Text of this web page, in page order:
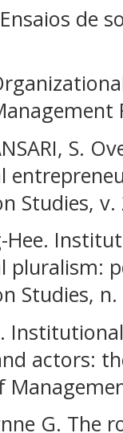
de
S.
Studies, v.
Hee.
pluralism:
Studies,
actors:
G.